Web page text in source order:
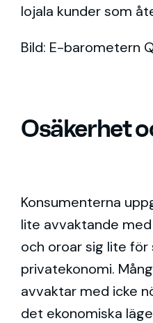
lojala kunder som
Bild: E-barometern
Osäkerhet
Konsumenterna
lite avvaktande
och oroar sig lite för
privatekonomi.
avvaktar med icke
det ekonomiska